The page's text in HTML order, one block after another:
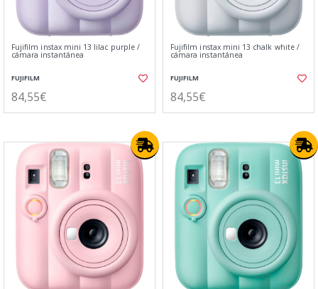
Fujifilm instax mini 13 lilac purple /
cámara instantánea
FUJIFILM
84,55€
Fujifilm instax mini 13 chalk white /
cámara instantánea
FUJIFILM
84,55€